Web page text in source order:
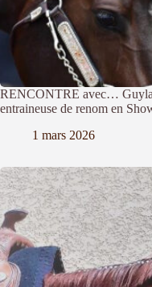
RENCONTRE avec…
entraineuse de renom en
1 mars 2026